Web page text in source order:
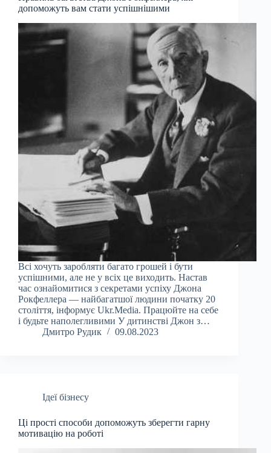
допоможуть вам стати успішнішими
Всі хочуть заробляти багато грошей і бути
успішними, але не у всіх це виходить. Настав
час ознайомитися з секретами успіху Джона
Рокфеллера — найбагатшої людини початку 20
століття, інформує Ukr.Media. Працюйте на себе
і будьте наполегливими У дитинстві Джон з…
Дмитро Рудик
09.08.2023
Ідеї бізнесу
Ці прості способи допоможуть зберегти гарну
мотивацію на роботі